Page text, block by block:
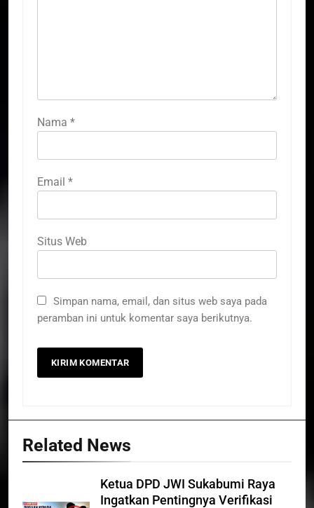
Nama *
Email *
Situs Web
Simpan nama, email, dan situs web saya pada
peramban ini untuk komentar saya berikutnya.
Related News
Ketua DPD JWI Sukabumi Raya
Ingatkan Pentingnya Verifikasi